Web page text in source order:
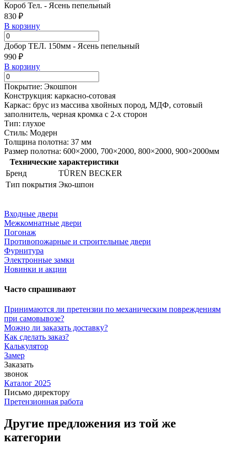
Короб Тел. - Ясень пепельный
830 ₽
В корзину
Добор TЕЛ. 150мм - Ясень пепельный
990 ₽
В корзину
Покрытие: Экошпон
Конструкция: каркасно-сотовая
Каркас: брус из массива хвойных пород, МДФ, сотовый
заполнитель, черная кромка с 2-х сторон
Тип: глухое
Стиль: Модерн
Толщина полотна: 37 мм
Размер полотна: 600×2000, 700×2000, 800×2000, 900×2000мм
Технические характеристики
Бренд
TÜREN BECKER
Тип покрытия Эко-шпон
Входные двери
Межкомнатные двери
Погонаж
Противопожарные и строительные двери
Фурнитура
Электронные замки
Новинки и акции
Часто спрашивают
Принимаются ли претензии по механическим повреждениям
при самовывозе?
Можно ли заказать доставку?
Как сделать заказ?
Калькулятор
Замер
Заказать
звонок
Каталог 2025
Письмо директору
Претензионная работа
Другие предложения из той же
категории